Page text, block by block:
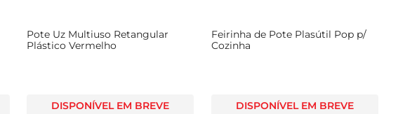
Pote Uz Multiuso Retangular
Plástico Vermelho
DISPONÍVEL EM BREVE
Feirinha de Pote Plasútil Pop p/
Cozinha
DISPONÍVEL EM BREVE